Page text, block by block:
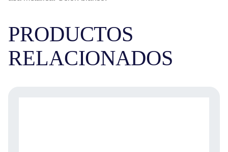
PRODUCTOS
RELACIONADOS